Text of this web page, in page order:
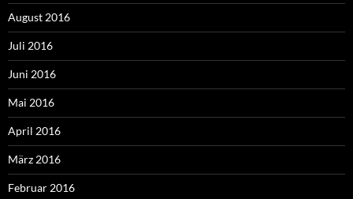
August 2016
Juli 2016
Juni 2016
Mai 2016
April 2016
März 2016
Februar 2016